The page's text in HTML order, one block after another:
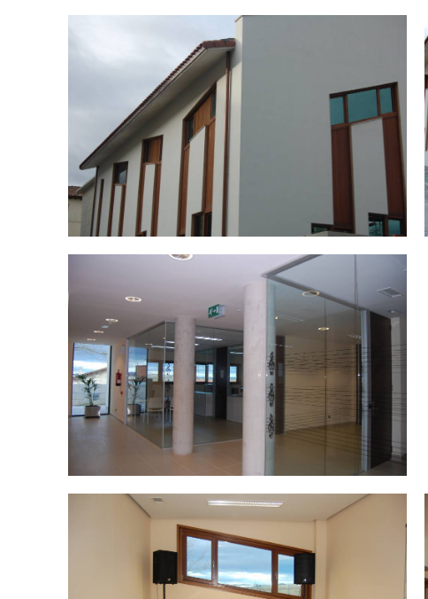
DSC_0052.jpg